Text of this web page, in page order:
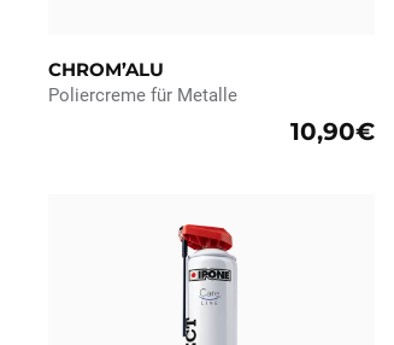
CHROM’ALU
Poliercreme für Metalle
10,90€